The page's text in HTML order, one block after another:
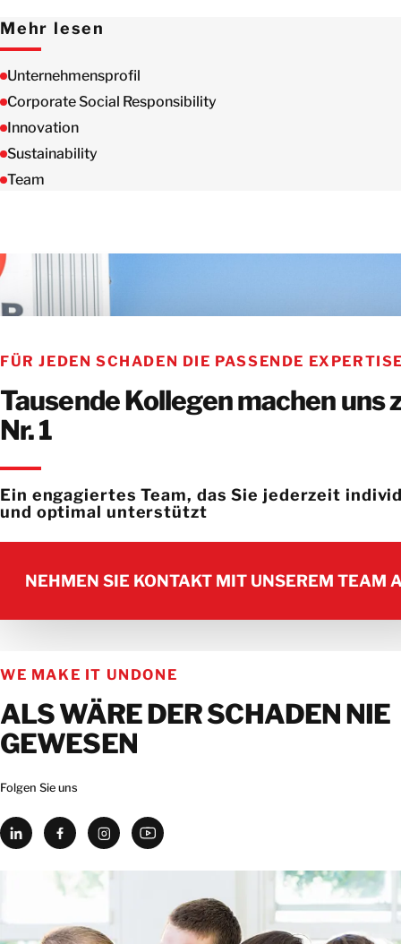
Mehr lesen
Unternehmensprofil
Corporate Social Responsibility
Innovation
Sustainability
Team
FÜR JEDEN SCHADEN DIE PASSENDE
Tausende Kollegen machen uns
Nr. 1
Ein engagiertes Team, das Sie jederzeit
und optimal unterstützt
NEHMEN SIE KONTAKT MIT UNSEREM TEAM
WE MAKE IT UNDONE
ALS WÄRE DER SCHADEN NIE
GEWESEN
Folgen Sie uns